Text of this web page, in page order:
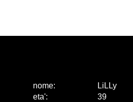
nome:
LiLLy
eta':
39